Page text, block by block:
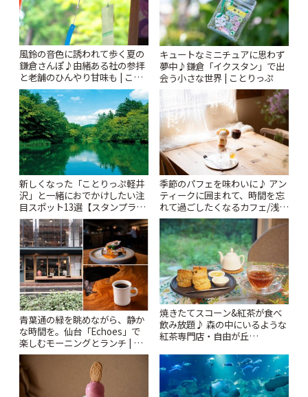
風鈴の音色に誘われて歩く夏の
鎌倉さんぽ♪由緒ある社の参拝
と老舗のひんやり甘味も | こと
りっぷ
キュートなミニチュアに思わず
夢中♪鎌倉「イクスタン」で出
会う小さな世界 | ことりっぷ
新しくなった「ことりっぷ軽井
沢」と一緒におでかけしたい注
目スポット13選【スタンプラリ
ー開催中】 | ことりっぷ
季節のパフェを味わいに♪ アン
ティークに囲まれて、時間を忘
れて過ごしたくなるカフェ/浅草
「annorum cafe」 | ことりっぷ
青葉通の緑を眺めながら、静か
な時間を。仙台「Echoes」で
楽しむモーニングとランチ | こ
とりっぷ
焼きたてスコーン&紅茶が食べ
飲み放題♪ 森の中にいるような
紅茶専門店・自由が丘
時間 | ことりっぷ